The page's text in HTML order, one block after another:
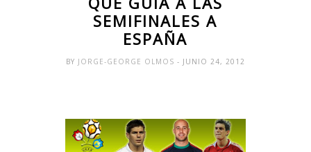
SEMIFINALES A
ESPAÑA
BY JORGE-GEORGE OLMOS - JUNIO 24, 2012